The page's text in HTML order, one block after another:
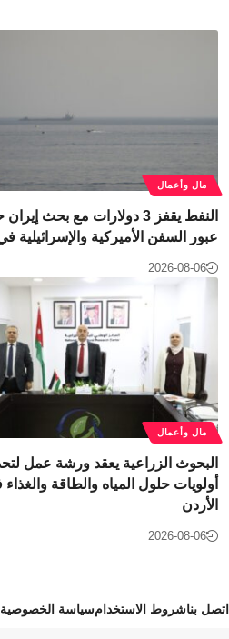
مال وأعمال
النفط يقفز 3 دولارات مع بحث
عبور السفن الأميركية والإسرائيلية
2026-08-06
مال وأعمال
البحوث الزراعية يعقد ورشة عمل
أولويات حلول المياه والطاقة
الأردن
2026-08-06
اتصل بناشروط الاستخدامسياسة الخصوصية